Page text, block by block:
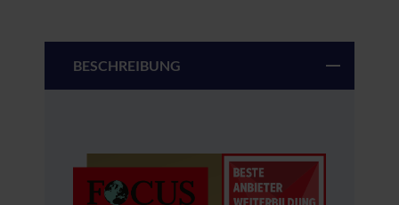
BESCHREIBUNG